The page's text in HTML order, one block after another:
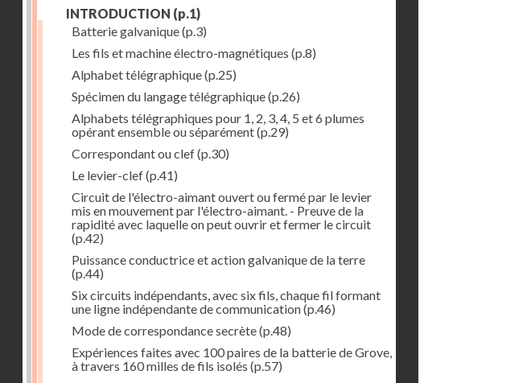
INTRODUCTION (p.1)
Batterie galvanique(p.3)
Les fils et machine électro-magnétiques (p.8)
Alphabet télégraphique(p.25)
Spécimen du langage télégraphique(p.26)
Alphabets télégraphiques pour 1, 2, 3, 4, 5 et 6 plumes
opérant ensemble ou séparément(p.29)
Correspondant ou clef(p.30)
Le levier-clef(p.41)
Circuit de l'électro-aimant ouvert ou fermé par le levier
mis en mouvement par l'électro-aimant. - Preuve de la
rapidité avec laquelle on peut ouvrir et fermer le circuit
(p.42)
Puissance conductrice et action galvanique de la terre
(p.44)
Six circuits indépendants, avec six fils, chaque fil formant
une ligne indépendante de communication(p.46)
Mode de correspondance secrète(p.48)
Expériences faites avec 100 paires de la batterie de Grove,
à travers 160 milles de fils isolés (p.57)